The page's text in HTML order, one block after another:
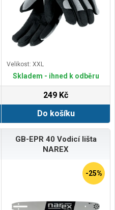
Velikost: XXL
Skladem - ihned k odběru
249 Kč
Do košíku
GB-EPR 40 Vodicí lišta
NAREX
-25%